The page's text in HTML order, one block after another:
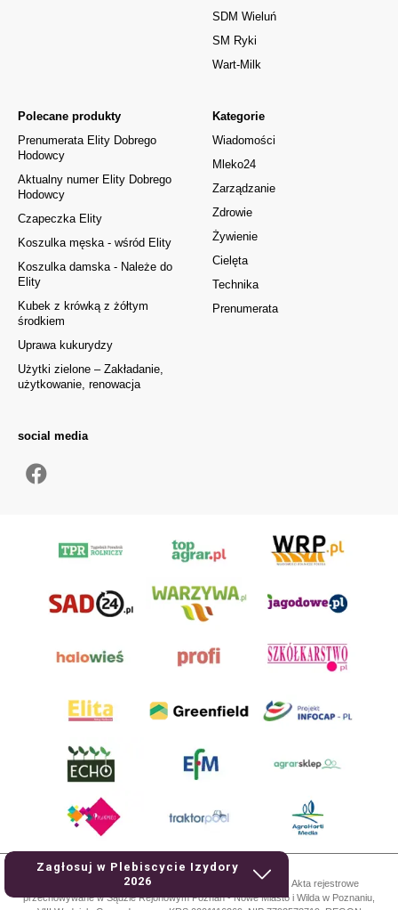
Zagłosuj w Plebiscycie Izydory
2026
Kategorie
Wiadomości
Mleko24
Zarządzanie
Zdrowie
Żywienie
Cielęta
Technika
Prenumerata
Polecane produkty
Prenumerata Elity Dobrego
Hodowcy
Aktualny numer Elity Dobrego
Hodowcy
Czapeczka Elity
Koszulka męska - wśród Elity
Koszulka damska - Należe do
Elity
Kubek z krówką z żółtym
środkiem
Uprawa kukurydzy
Użytki zielone – Zakładanie,
użytkowanie, renowacja
SDM Wieluń
SM Ryki
Wart-Milk
social media
AgroHorti Media Sp. z o.o. ul. Metalowa 5, 60-118 Poznań. Akta rejestrowe
przechowywane w Sądzie Rejonowym Poznań - Nowe Miasto i Wilda w Poznaniu,